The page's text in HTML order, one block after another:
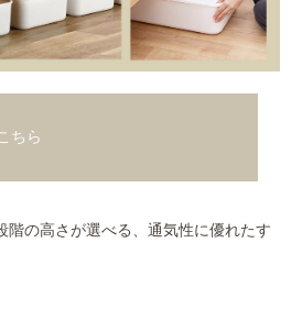
ちら
階の高さが選べる、通気性に優れたす